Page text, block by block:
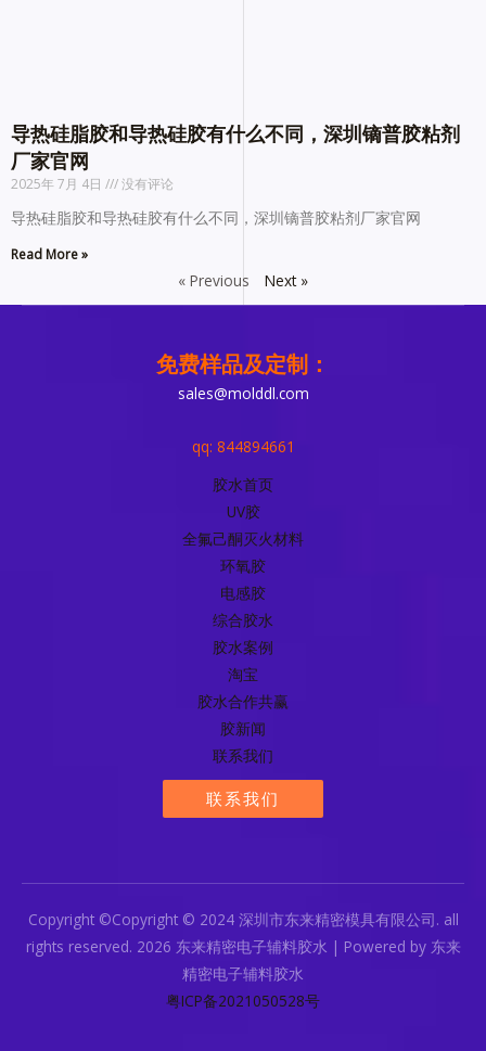
导热硅脂胶和导热硅胶有什么不同，深圳镝普胶粘剂
厂家官网
2025年 7月 4日 没有评论
导热硅脂胶和导热硅胶有什么不同，深圳镝普胶粘剂厂家官网
Read More »
« Previous Next »
免费样品及定制：
sales@molddl.com
qq: 844894661
胶水首页
UV胶
全氟己酮灭火材料
环氧胶
电感胶
综合胶水
胶水案例
淘宝
胶水合作共赢
胶新闻
联系我们
联系我们
Copyright ©Copyright © 2024 深圳市东来精密模具有限公司. all
rights reserved. 2026 东来精密电子辅料胶水 | Powered by 东来
精密电子辅料胶水
粤ICP备2021050528号